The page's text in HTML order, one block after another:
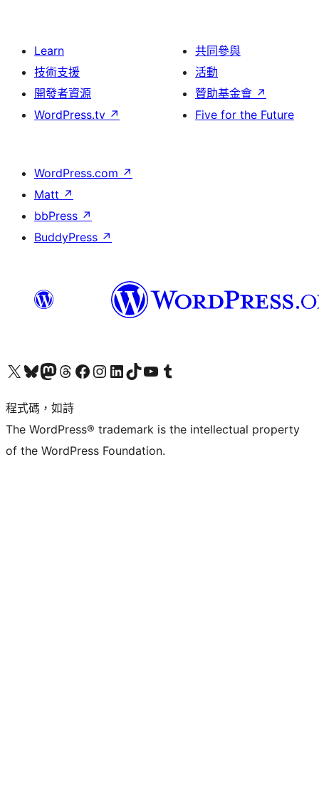
Learn
技術支援
開發者資源
WordPress.tv ↗
共同參與
活動
贊助基金會 ↗
Five for the Future
WordPress.com ↗
Matt ↗
bbPress ↗
BuddyPress ↗
查看我們的 X (之前的 Twitter) 帳號造訪我們的 Bluesky 帳號造訪我們的 Mastodon 帳號造訪我們的 Threads 帳號 造訪我們的 Facebook 粉絲專頁Visit our Instagram account
Visit our LinkedIn account
造訪我們的 TikTok 帳號Visit our YouTube channel
造訪我們的 Tumblr 帳號
程式碼，如詩
The WordPress® trademark is the intellectual property
of the WordPress Foundation.